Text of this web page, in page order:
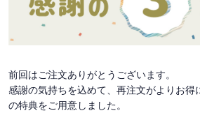
前回はご注文ありがとうございます。
感謝の気持ちを込めて、再注文がよりお得
の特典をご用意しました。